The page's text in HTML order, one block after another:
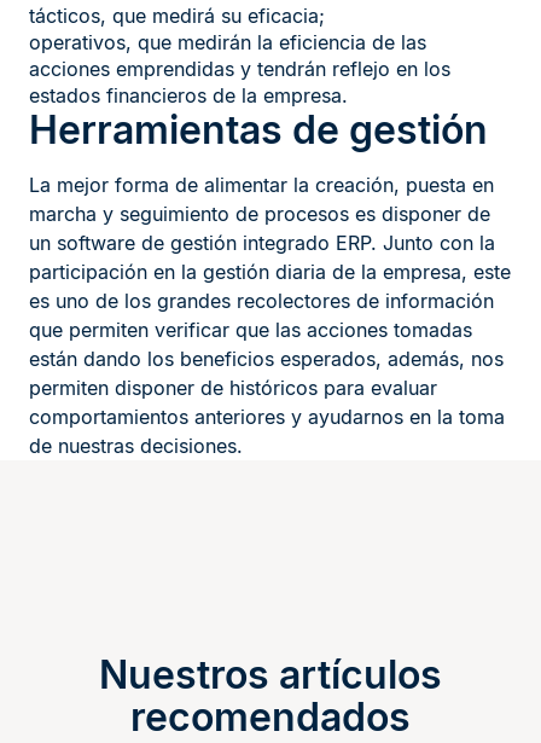
tácticos, que medirá su eficacia;
operativos, que medirán la eficiencia de las
acciones emprendidas y tendrán reflejo en los
estados financieros de la empresa.
Herramientas de gestión
La mejor forma de alimentar la creación, puesta en
marcha y seguimiento de procesos es disponer de
un software de gestión integrado ERP. Junto con la
participación en la gestión diaria de la empresa, este
es uno de los grandes recolectores de información
que permiten verificar que las acciones tomadas
están dando los beneficios esperados, además, nos
permiten disponer de históricos para evaluar
comportamientos anteriores y ayudarnos en la toma
de nuestras decisiones.
Nuestros artículos
recomendados